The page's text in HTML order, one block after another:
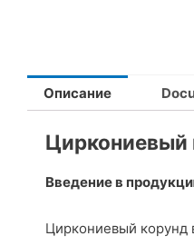
Описание
Циркониевый
Введение в
Циркониевый корунд